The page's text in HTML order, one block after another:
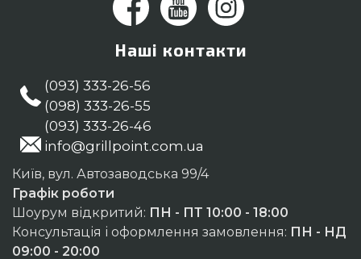
Наші контакти
(093) 333-26-56
(098) 333-26-55
(093) 333-26-46
info@grillpoint.com.ua
Київ, вул. Автозаводська 99/4
Графік роботи
Шоурум відкритий: ПН - ПТ 10:00 - 18:00
Консультація і оформлення замовлення: ПН - НД
09:00 - 20:00